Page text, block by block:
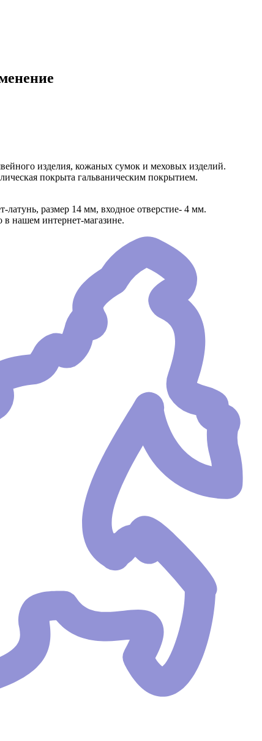
изделия, кожаных сумок и меховых изделий.
покрыта гальваническим покрытием.
размер 14 мм, входное отверстие- 4 мм.
нашем интернет-магазине.